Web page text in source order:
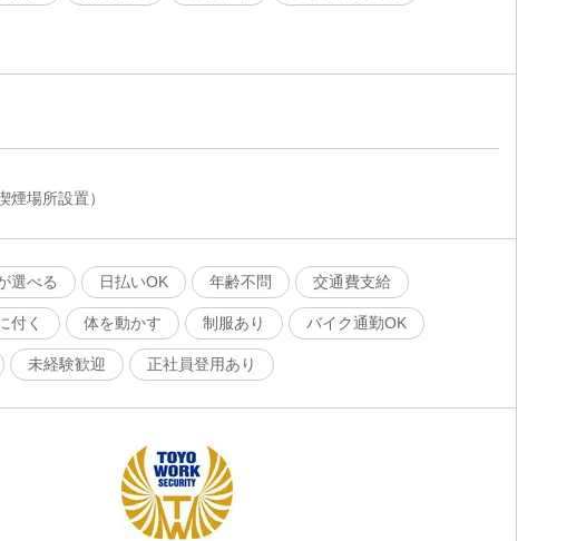
煙場所設置）
選べる 日払いOK 年齢不問 交通費支給
付く 体を動かす 制服あり バイク通勤OK
未経験歓迎 正社員登用あり